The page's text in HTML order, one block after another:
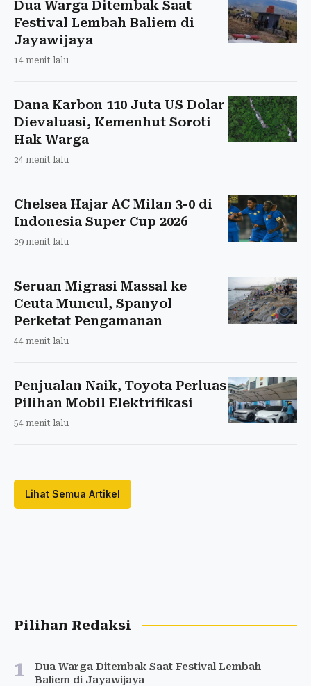
Dua Warga Ditembak Saat
Festival Lembah Baliem di
Jayawijaya
14 menit lalu
Dana Karbon 110 Juta US Dolar
Dievaluasi, Kemenhut Soroti
Hak Warga
24 menit lalu
Chelsea Hajar AC Milan 3-0 di
Indonesia Super Cup 2026
29 menit lalu
Seruan Migrasi Massal ke
Ceuta Muncul, Spanyol
Perketat Pengamanan
44 menit lalu
Penjualan Naik, Toyota Perluas
Pilihan Mobil Elektrifikasi
54 menit lalu
Lihat Semua Artikel
Pilihan Redaksi
1
Dua Warga Ditembak Saat Festival Lembah
Baliem di Jayawijaya